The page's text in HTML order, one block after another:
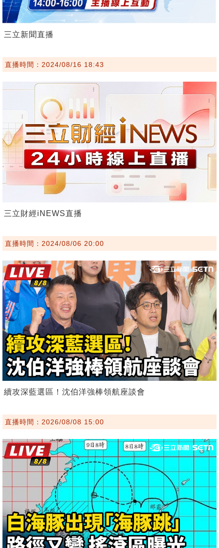
三立新聞直播
直播時間：2024/08/16 18:43
三立財經iNEWS直播
直播時間：2024/08/06 20:00
續攻深藍選區！沈伯洋強棒領航座談會
直播時間：2026/08/08 15:00